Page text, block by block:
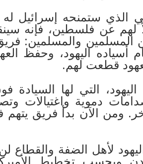
الذي ستمنحه إسرائيل
لهم عن فلسطين، فإنه
المسلمين والمسلمين:
أسياده اليهود، وحفظ
بعهود قطعت لهم.
التي لها
دموية
ومن الآن بدأ فريق يتهم
لأهل الضفة
وبحسب تخطيط